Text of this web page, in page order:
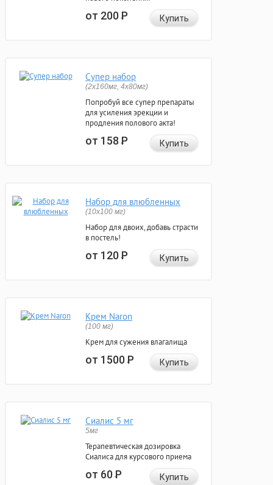
от 200Р Купить
Супер набор
(2х160мг, 4х80мг)
Попробуй все супер препараты
для усиления эрекции и
продления полового акта!
от 158Р Купить
Набор для влюбленных
(10х100 мг)
Набор для двоих, добавь страсти
в постель!
от 120Р Купить
Крем Naron
(100 мг)
Крем для сужения влагалища
от 1500Р Купить
Сиалис 5 мг
5мг
Терапевтическая дозировка
Сиалиса для курсового приема
от 60Р Купить